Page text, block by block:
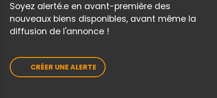
Soyez alerté.e en avant-première des
nouveaux biens disponibles, avant même la
diffusion de l'annonce !
CRÉER UNE ALERTE